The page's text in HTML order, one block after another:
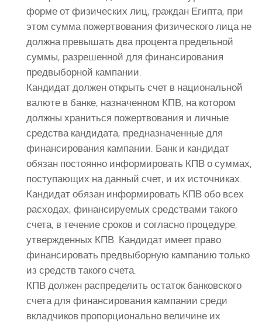
форме от физических лиц, граждан Египта, при
этом сумма пожертвования физического лица не
должна превышать два процента предельной
суммы, разрешенной для финансирования
предвыборной кампании.
Кандидат должен открыть счет в национальной
валюте в банке, назначенном КПВ, на котором
должны храниться пожертвования и личные
средства кандидата, предназначенные для
финансирования кампании. Банк и кандидат
обязан постоянно информировать КПВ о суммах,
поступающих на данный счет, и их источниках.
Кандидат обязан информировать КПВ обо всех
расходах, финансируемых средствами такого
счета, в течение сроков и согласно процедуре,
утвержденных КПВ. Кандидат имеет право
финансировать предвыборную кампанию только
из средств такого счета.
КПВ должен распределить остаток банковского
счета для финансирования кампании среди
вкладчиков пропорционально величине их